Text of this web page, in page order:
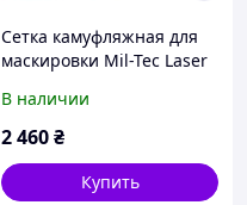
Сетка камуфляжная для
маскировки Mil-Tec Laser
WASP I Z3A
В наличии
2 460₴
Купить